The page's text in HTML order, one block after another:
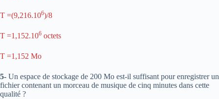
T =(9,216.106)/8
T =1,152.106 octets
T =1,152 Mo
5- Un espace de stockage de 200 Mo est-il suffisant pour enregistrer un
fichier contenant un morceau de musique de cinq minutes dans cette
qualité ?